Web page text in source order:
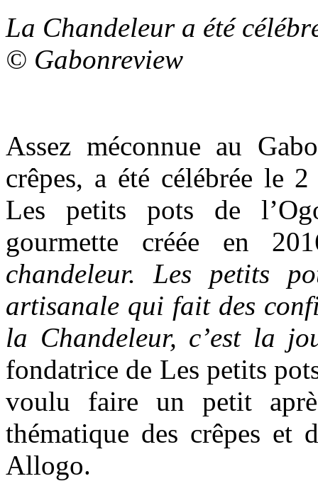
La Chandeleur a été
© Gabonreview
Assez méconnue au
crêpes, a été célébrée le
Les petits pots de
gourmette créée en
chandeleur. Les petits
artisanale qui fait des
la Chandeleur, c’est la
fondatrice de Les petits
voulu faire un petit
thématique des crêpes et
Allogo.